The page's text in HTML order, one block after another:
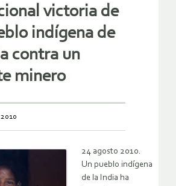
victoria de
indígena de
contra un
minero
24 agosto 2010.
Un pueblo indígena
de la India ha